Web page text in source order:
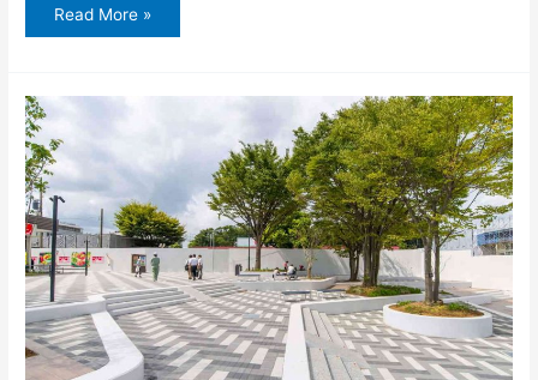
Read More »
Jual
di
Bontang